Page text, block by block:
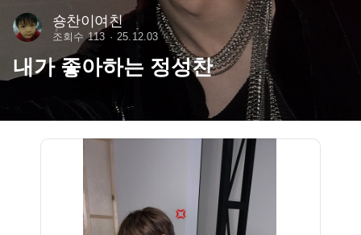
숑찬이여친
조회수 113 25.12.03
내가 좋아하는 정성찬